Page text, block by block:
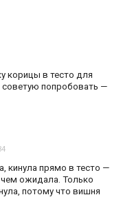
корицы в тесто для
попробовать —
кинула прямо в тесто —
ожидала. Только
потому что вишня